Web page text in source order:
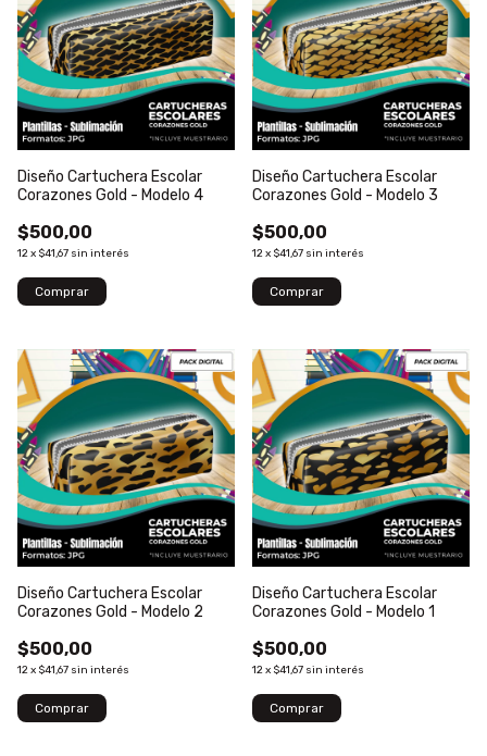
Diseño Cartuchera Escolar
Corazones Gold - Modelo 4
$500,00
12x $41,67 sin interés
Diseño Cartuchera Escolar
Corazones Gold - Modelo 3
$500,00
12x $41,67 sin interés
Diseño Cartuchera Escolar
Corazones Gold - Modelo 2
$500,00
12x $41,67 sin interés
Diseño Cartuchera Escolar
Corazones Gold - Modelo 1
$500,00
12x $41,67 sin interés